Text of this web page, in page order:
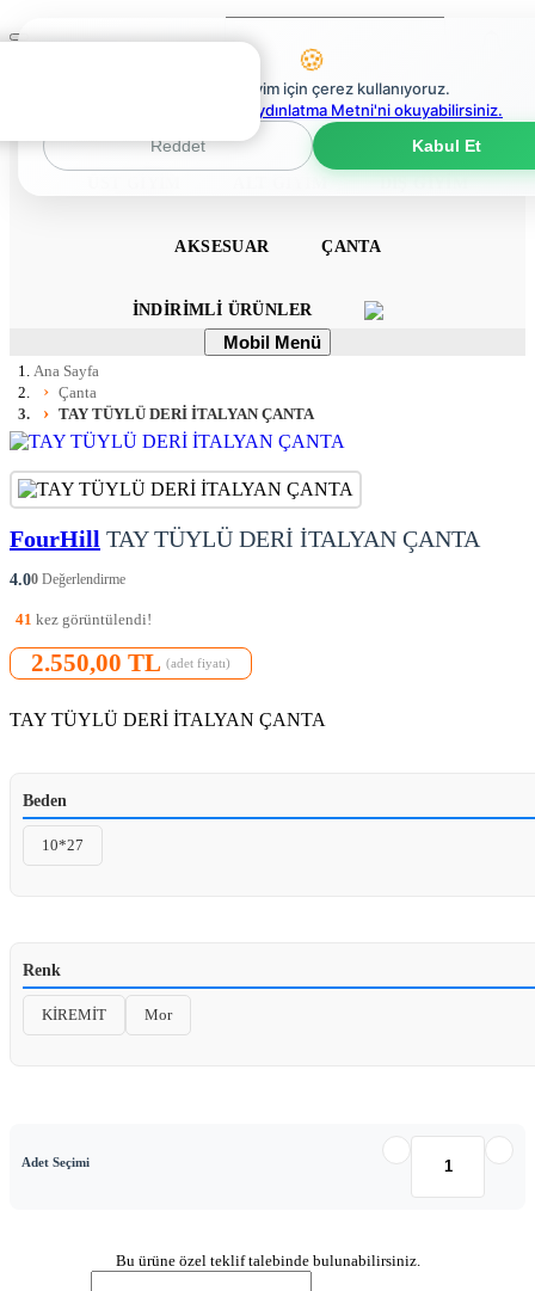
Mobil
0
0
TULUM TAKIM
AKSESUAR ÇANTA
İNDIRIMLI ÜRÜNLER
Mobil
Menü
Mobil Menü
Ana Sayfa
Çanta
TAY TÜYLÜ DERİ İTALYAN ÇANTA
FourHill TAY TÜYLÜ DERİ İTALYAN ÇANTA
4.00 Değerlendirme
41 kez görüntülendi!
2.550,00 TL (adet fiyatı)
TAY TÜYLÜ DERİ İTALYAN ÇANTA
Beden
10*27
Renk
KİREMİT Mor
Adet Seçimi
Bu ürüne özel teklif talebinde bulunabilirsiniz.
🍪
En iyi deneyim için çerez kullanıyoruz.
Çerez Politikaları Aydınlatma Metni'ni okuyabilirsiniz.
Reddet
Kabul Et